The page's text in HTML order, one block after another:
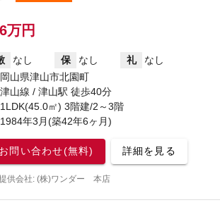
万円
なし 保 なし 礼
なし
岡山県津山市北園町
津山線 / 津山駅 徒歩40分
1LDK(45.0㎡) 3階建/2～3階
1984年3月(築42年6ヶ月)
お問い合わせ(無料) 詳細を見る
供会社: (株)ワンダー 本店